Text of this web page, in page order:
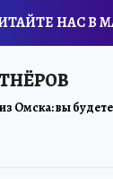
НАС В
Омска: вы